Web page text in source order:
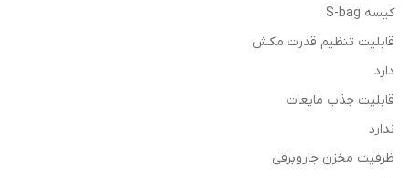
کیسه S-bag
قابلیت تنظیم قدرت مکش
دارد
قابلیت جذب مایعات
ندارد
ظرفیت مخزن جاروبرقی